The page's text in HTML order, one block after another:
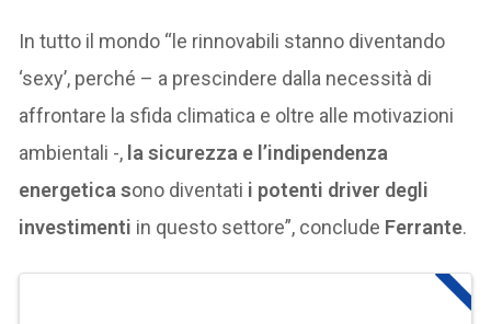
In tutto il mondo “le rinnovabili stanno diventando
‘sexy’, perché – a prescindere dalla necessità di
affrontare la sfida climatica e oltre alle motivazioni
ambientali -, la sicurezza e l’indipendenza
energetica sono diventati i potenti driver degli
investimenti in questo settore”, conclude Ferrante.